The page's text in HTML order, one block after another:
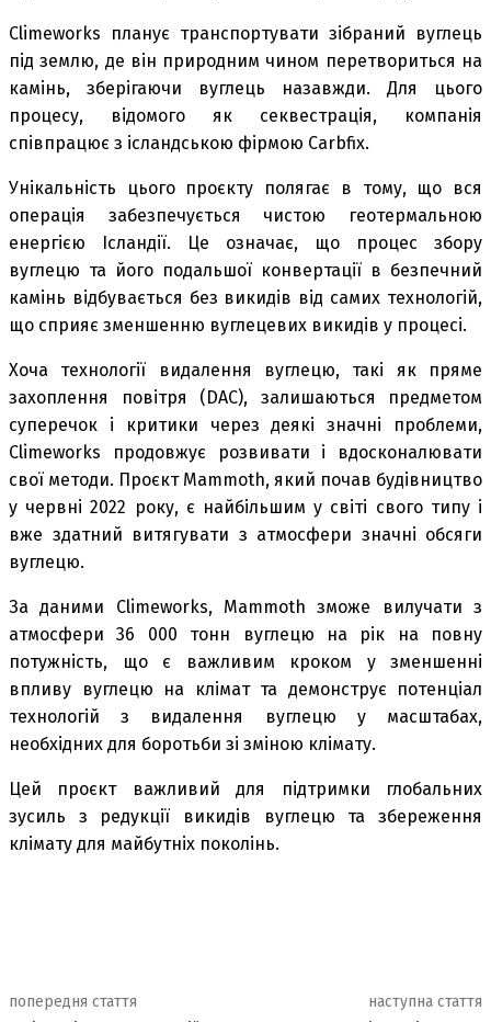
Climeworks планує транспортувати зібраний вуглець
під землю, де він природним чином перетвориться на
камінь, зберігаючи вуглець назавжди. Для цього
процесу, відомого як секвестрація, компанія
співпрацює з ісландською фірмою Carbfix.
Унікальність цього проєкту полягає в тому, що вся
операція забезпечується чистою геотермальною
енергією Ісландії. Це означає, що процес збору
вуглецю та його подальшої конвертації в безпечний
камінь відбувається без викидів від самих технологій,
що сприяє зменшенню вуглецевих викидів у процесі.
Хоча технології видалення вуглецю, такі як пряме
захоплення повітря (DAC), залишаються предметом
суперечок і критики через деякі значні проблеми,
Climeworks продовжує розвивати і вдосконалювати
свої методи. Проєкт Mammoth, який почав будівництво
у червні 2022 року, є найбільшим у світі свого типу і
вже здатний витягувати з атмосфери значні обсяги
вуглецю.
За даними Climeworks, Mammoth зможе вилучати з
атмосфери 36 000 тонн вуглецю на рік на повну
потужність, що є важливим кроком у зменшенні
впливу вуглецю на клімат та демонструє потенціал
технологій з видалення вуглецю у масштабах,
необхідних для боротьби зі зміною клімату.
Цей проєкт важливий для підтримки глобальних
зусиль з редукції викидів вуглецю та збереження
клімату для майбутніх поколінь.
попередня стаття наступна стаття